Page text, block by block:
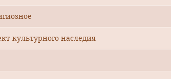
культурного наследия